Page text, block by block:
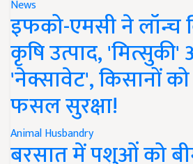
News
इफको-एमसी ने लॉन्च
कृषि उत्पाद,
'नेक्सावेट', किसानों
फसल सुरक्षा!
Animal Husbandry
बरसात में पशुओं को